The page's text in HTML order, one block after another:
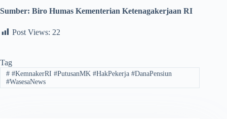
Sumber: Biro Humas Kementerian Ketenagakerjaan RI
Post Views: 22
Tag
##KemnakerRI #PutusanMK #HakPekerja #DanaPensiun
#WasesaNews